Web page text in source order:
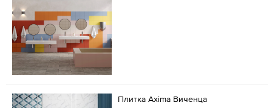
Плитка Axima Виченца